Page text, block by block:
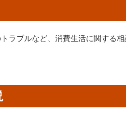
ラブルなど、消費生活に関する